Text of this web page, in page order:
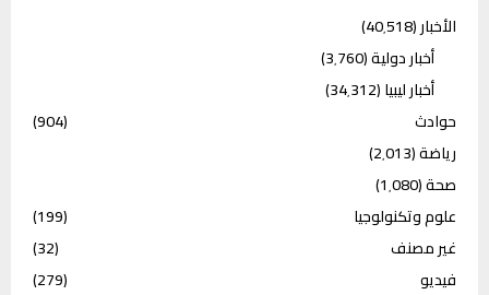
الأخبار(40٬518)
أخبار دولية(3٬760)
أخبار ليبيا(34٬312)
حوادث
(904)
رياضة(2٬013)
صحة(1٬080)
علوم وتكنولوجيا
(199)
غير مصنف
(32)
فيديو
(279)